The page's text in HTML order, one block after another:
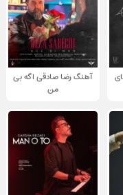
آهنگ رضا صادقی اگه بی
من